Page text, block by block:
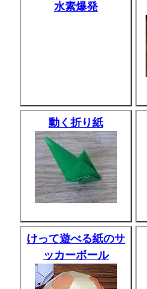
水素爆発
動く折り紙
けって遊べる紙のサ
ッカーボール